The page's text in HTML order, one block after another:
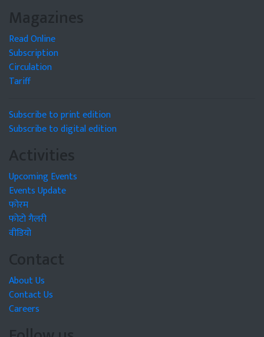
Magazines
Read Online
Subscription
Circulation
Tariff
Subscribe to print edition
Subscribe to digital edition
Activities
Upcoming Events
Events Update
फोरम
फोटो गैलरी
वीडियो
Contact
About Us
Contact Us
Careers